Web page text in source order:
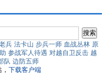
兵 法卡山 步兵一师 血战丛林 原
参战军人待遇 对越自卫反击 越
队 边防五师
下载客户端